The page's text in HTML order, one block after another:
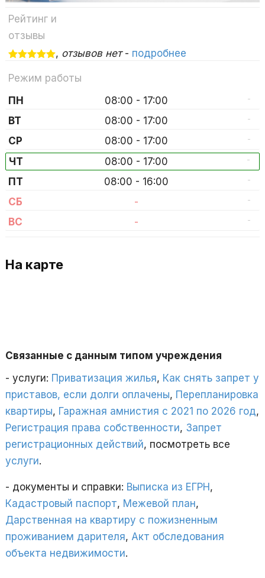
Рейтинг и
отзывы
, отзывов нет- подробнее
Режим работы
ПН
08:00 - 17:00 -
ВТ 08:00 - 17:00 -
СР 08:00 - 17:00 -
ЧТ 08:00 - 17:00 -
ПТ 08:00 - 16:00 -
СБ - -
ВС - -
На карте
Связанные с данным типом учреждения
- услуги: Приватизация жилья, Как снять запрет у
приставов, если долги оплачены, Перепланировка
квартиры, Гаражная амнистия с 2021 по 2026 год,
Регистрация права собственности, Запрет
регистрационных действий, посмотреть все
услуги.
- документы и справки: Выписка из ЕГРН ,
Кадастровый паспорт, Межевой план,
Дарственная на квартиру с пожизненным
проживанием дарителя, Акт обследования
объекта недвижимости.